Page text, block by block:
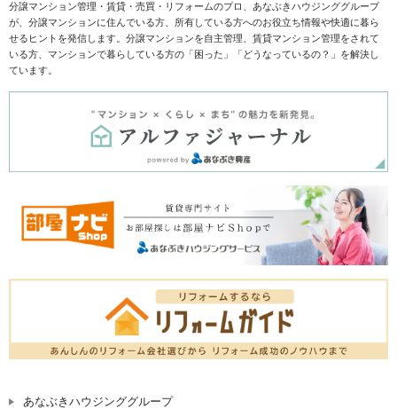
分譲マンション管理・賃貸・売買・リフォームのプロ、あなぶきハウジンググループ
が、分譲マンションに住んでいる方、所有している方へのお役立ち情報や快適に暮ら
せるヒントを発信します。分譲マンションを自主管理、賃貸マンション管理をされて
いる方、マンションで暮らしている方の「困った」「どうなっているの？」を解決し
ています。
あなぶきハウジンググループ